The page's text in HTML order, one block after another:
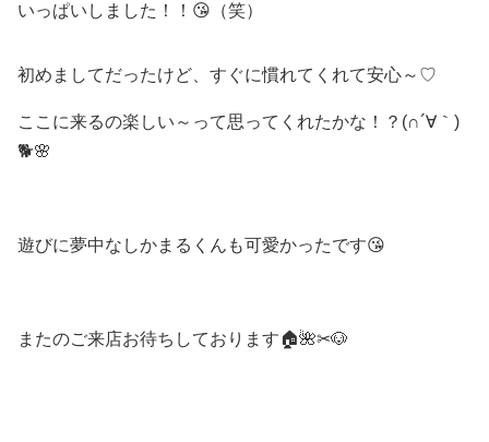
いっぱいしました！！😘（笑）
初めましてだったけど、すぐに慣れてくれて安心～♡
ここに来るの楽しい～って思ってくれたかな！？(∩´∀｀)
🐕🌸
遊びに夢中なしかまるくんも可愛かったです😘
またのご来店お待ちしております🏠🌺✂🐶